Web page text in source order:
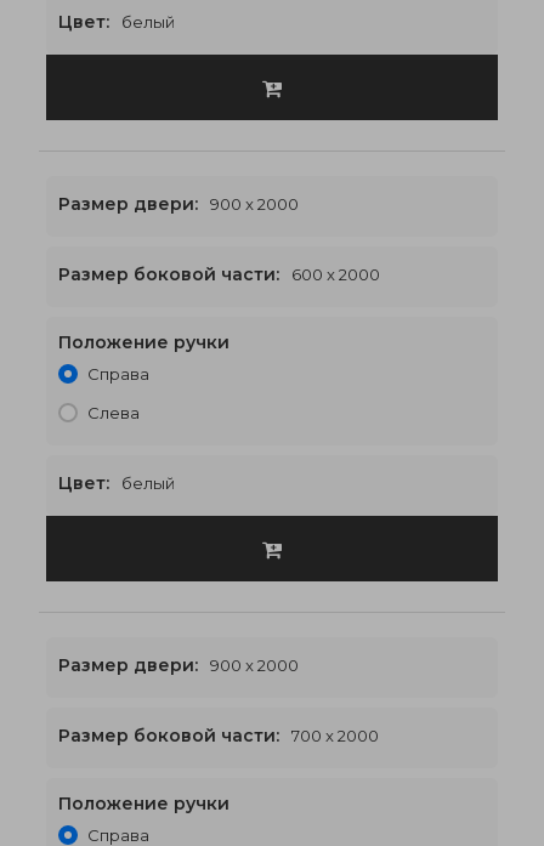
Цвет: белый
2100 x 2000€598
Размер двери: 900 x 2000
Размер боковой части: 600 x 2000
Положение ручки
Справа
Слева
Цвет: белый
2300 x 2000
Размер двери: 900 x 2000
Размер боковой части: 700 x 2000
Положение ручки
Справа